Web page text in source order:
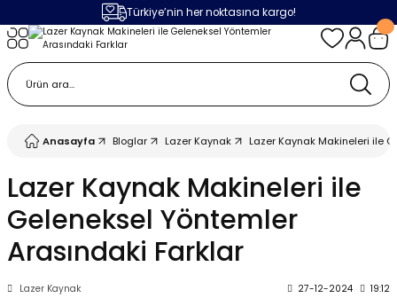
Türkiye’nin her noktasına kargo!
Anasayfa Bloglar Lazer Kaynak Lazer Kaynak Makineleri ile
Lazer Kaynak Makineleri ile
Geleneksel Yöntemler
Arasındaki Farklar
Lazer Kaynak 27-12-2024 19:12
Geri Dön
Camı
Geri Dön
Geri Dön
Sistemleri
Geri Dön
Montaj Ekipmanı